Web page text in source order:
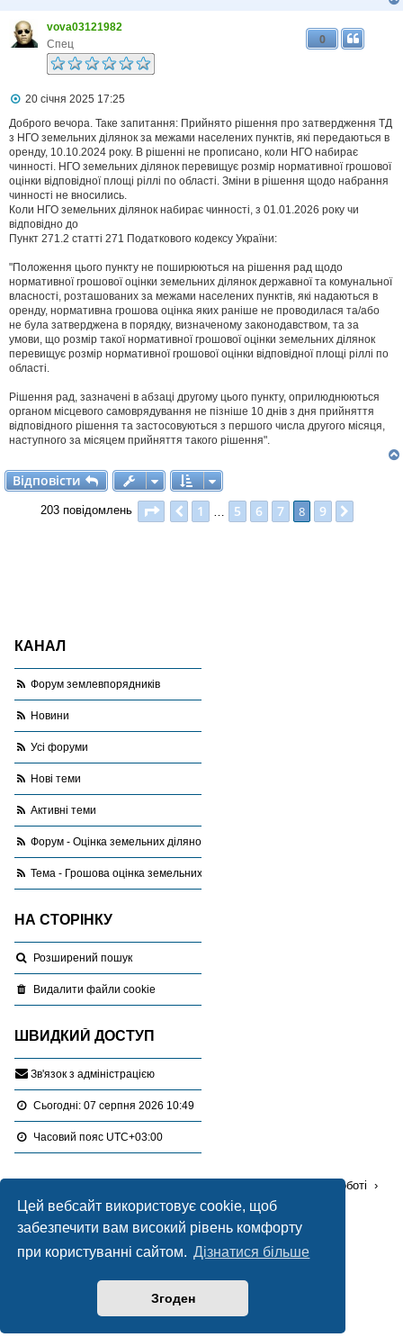
Цей вебсайт використовує cookie, щоб
забезпечити вам високий рівень комфорту
при користуванні сайтом. Дізнатися більше
Згоден
н
н
vova03121982
Спец
0
П
в
і
д
о
м
л
е
н
н
я
20 січня 2025 17:25
Доброго вечора. Таке запитання: Прийнято рішення про затвердження ТД
з НГО земельних ділянок за межами населених пунктів, які передаються в
оренду, 10.10.2024 року. В рішенні не прописано, коли НГО набирає
чинності. НГО земельних ділянок перевищує розмір нормативної грошової
оцінки відповідної площі ріллі по області. Зміни в рішення щодо набрання
чинності не вносились.
Коли НГО земельних ділянок набирає чинності, з 01.01.2026 року чи
відповідно до
Пункт 271.2 статті 271 Податкового кодексу України:
"Положення цього пункту не поширюються на рішення рад щодо
нормативної грошової оцінки земельних ділянок державної та комунальної
власності, розташованих за межами населених пунктів, які надаються в
оренду, нормативна грошова оцінка яких раніше не проводилася та/або
не була затверджена в порядку, визначеному законодавством, та за
умови, що розмір такої нормативної грошової оцінки земельних ділянок
перевищує розмір нормативної грошової оцінки відповідної площі ріллі по
області.
Рішення рад, зазначені в абзаці другому цього пункту, оприлюднюються
органом місцевого самоврядування не пізніше 10 днів з дня прийняття
відповідного рішення та застосовуються з першого числа другого місяця,
наступного за місяцем прийняття такого рішення".
Відповісти
Відповісти
203 повідомлень Сторінка з
Поперед.
1 5 6 7 8 9
КАНАЛ
Форум землевпорядників
Новини
Усі форуми
Нові теми
Активні теми
Форум - Оцінка земельних ділянок
Тема - Грошова оцінка земельних ділянок за межами населеного пункту
НА СТОРІНКУ
Розширений пошук
Видалити файли cookie
ШВИДКИЙ ДОСТУП
Зв'язок з адміністрацією
Сьогодні: 07 серпня 2026 10:49
Часовий пояс UTC+03:00
Проблемні питання в роботі
Оцінка земельних ділянок
Працює наphpBB® Forum Software © phpBB Limited
LONER
Конфіденційність|Умови